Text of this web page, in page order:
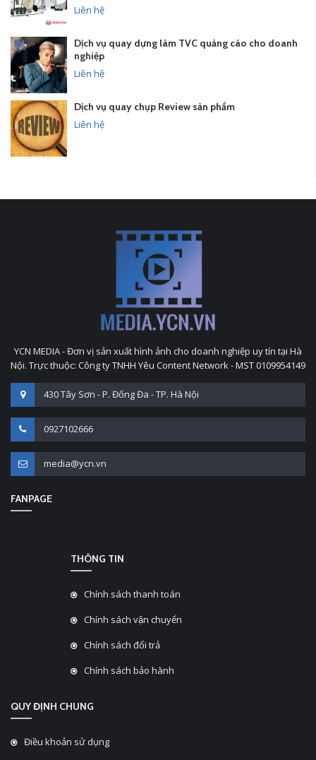
Liên hệ
Dịch vụ quay dựng làm TVC quảng cáo cho doanh
nghiệp
Liên hệ
Dịch vụ quay chụp Review sản phẩm
Liên hệ
YCN MEDIA - Đơn vị sản xuất hình ảnh cho doanh nghiệp uy tín tại Hà
Nội. Trực thuộc: Công ty TNHH Yêu Content Network - MST 0109954149
430 Tây Sơn - P. Đống Đa - TP. Hà Nội
0927102666
media@ycn.vn
FANPAGE
THÔNG TIN
Chính sách thanh toán
Chính sách vận chuyển
Chính sách đổi trả
Chính sách bảo hành
QUY ĐỊNH CHUNG
Điều khoản sử dụng